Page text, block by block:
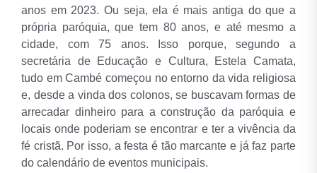
anos em 2023. Ou seja, ela é mais antiga do que a
própria paróquia, que tem 80 anos, e até mesmo a
cidade, com 75 anos. Isso porque, segundo a
secretária de Educação e Cultura, Estela Camata,
tudo em Cambé começou no entorno da vida religiosa
e, desde a vinda dos colonos, se buscavam formas de
arrecadar dinheiro para a construção da paróquia e
locais onde poderiam se encontrar e ter a vivência da
fé cristã. Por isso, a festa é tão marcante e já faz parte
do calendário de eventos municipais.